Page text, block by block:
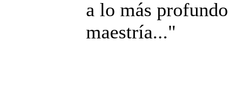
a lo más
maestría..."